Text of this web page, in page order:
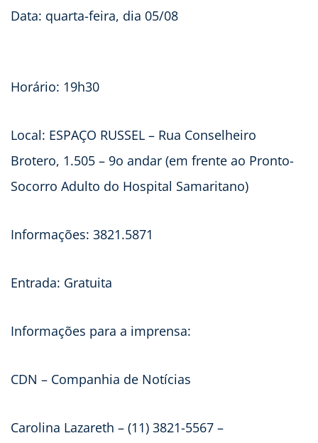
Data: quarta-feira, dia 05/08
Horário: 19h30
Local: ESPAÇO RUSSEL – Rua Conselheiro
Brotero, 1.505 – 9o andar (em frente ao Pronto-
Socorro Adulto do Hospital Samaritano)
Informações: 3821.5871
Entrada: Gratuita
Informações para a imprensa:
CDN – Companhia de Notícias
Carolina Lazareth – (11) 3821-5567 –